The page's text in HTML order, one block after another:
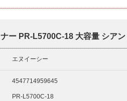
ー PR-L5700C-18 大容量 シア
エヌイーシー
4547714959645
PR-L5700C-18